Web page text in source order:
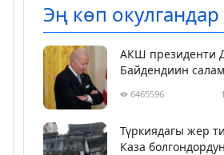
Эң көп окулгандар
АКШ президенти
Байдендиин
6465596
Түркиядагы жер
Каза